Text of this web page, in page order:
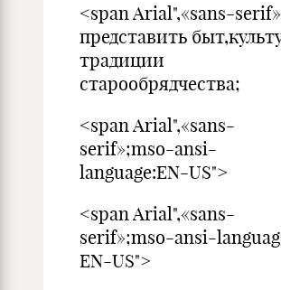
<span Arial",«sans-
представить
традиции
старообрядчества;
<span Arial",«sans-
serif»;mso-ansi-
language:EN-US">
<span Arial",«sans-
serif»;mso-ansi-
EN-US">